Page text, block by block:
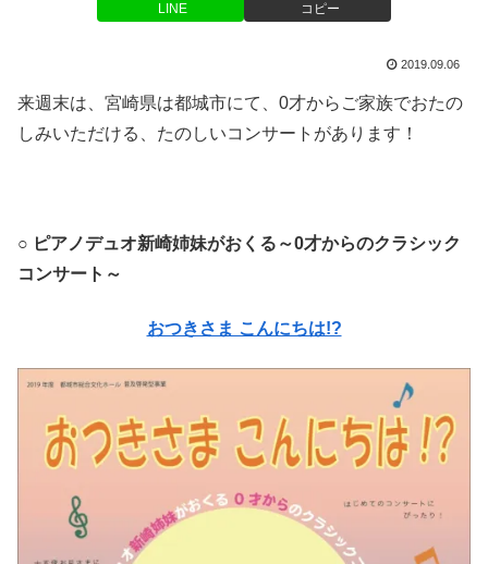
LINE コピー
2019.09.06
来週末は、宮崎県は都城市にて、0才からご家族でおたの
しみいただける、たのしいコンサートがあります！
○ ピアノデュオ新崎姉妹がおくる～0才からのクラシック
コンサート～
おつきさま こんにちは!?